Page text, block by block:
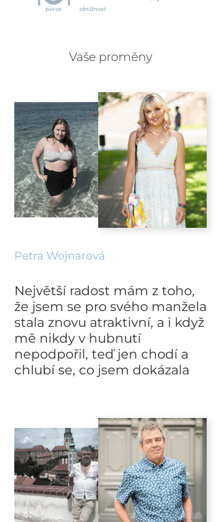
porce obtížnost
Vaše proměny
Petra Wojnarová
Největší radost mám z toho,
že jsem se pro svého manžela
stala znovu atraktivní, a i když
mě nikdy v hubnutí
nepodpořil, teď jen chodí a
chlubí se, co jsem dokázala